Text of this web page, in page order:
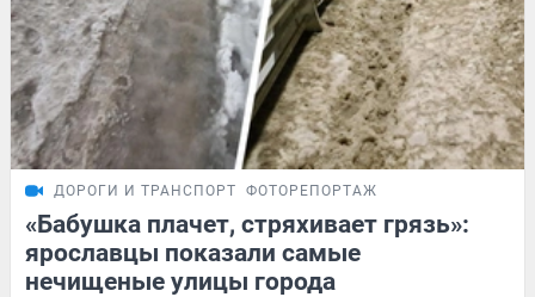
ДОРОГИ И ТРАНСПОРТ ФОТОРЕПОРТАЖ
«Бабушка плачет, стряхивает грязь»:
ярославцы показали самые
нечищеные улицы города